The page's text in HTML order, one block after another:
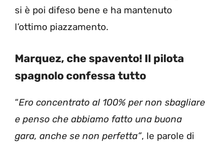
si è poi difeso bene e ha mantenuto
l’ottimo piazzamento.
Marquez, che spavento! Il pilota
spagnolo confessa tutto
“Ero concentrato al 100% per non sbagliare
e penso che abbiamo fatto una buona
gara, anche se non perfetta”, le parole di